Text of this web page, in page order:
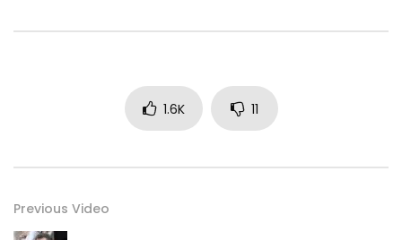
1.6K 11
Previous Video